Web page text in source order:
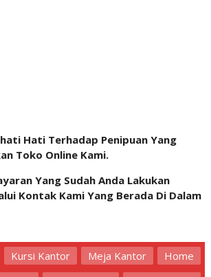
Hati Terhadap Penipuan Yang
Toko Online Kami.
Yang Sudah Anda Lakukan
Kontak Kami Yang Berada Di Dalam
Home
Meja Kantor
Kursi Kantor